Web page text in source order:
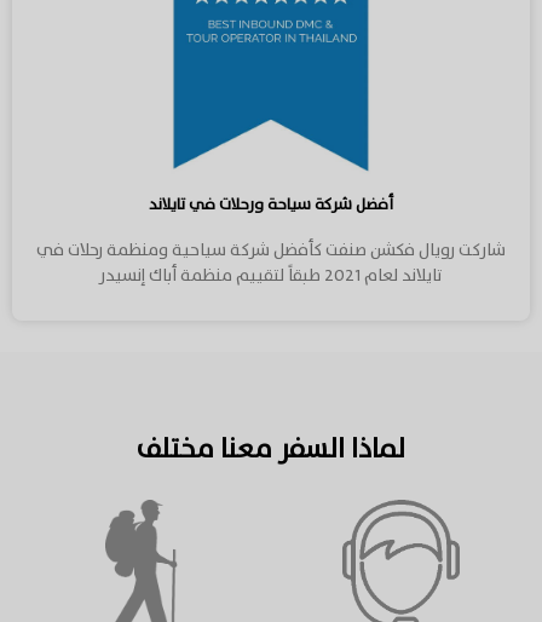
أفضل شركة سياحة ورحلات في تايلاند
شاركت رويال فكشن صنفت كأفضل شركة سياحية ومنظمة رحلات في
تايلاند لعام 2021 طبقاً لتقييم منظمة أباك إنسيدر
لماذا السفر معنا مختلف